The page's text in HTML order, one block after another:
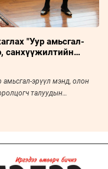
"Уур амьсгал-
санхүүжилтийн
боллоо
амьсгал-эрүүл мэнд, олон
талуудын